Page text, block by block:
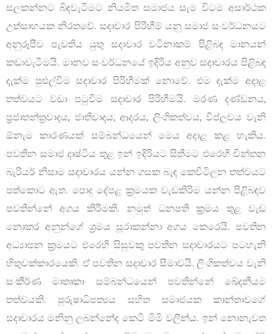
සලකන්නට බිඳවැටීමට නියමිත සමාජය සැම විටම අසාර්ථක
උත්සාහයක නිරතවේ. සදාචාර පිරිහීම් යනු සමාජ සංවර්ධනයට
අනුරූපීව පැවතිය යුතු සදාචාර වටිනාකම් පිළිබඳ මානයන්
කඩාවැටීමයි. මානව සංවර්ධනයේ ඉදිරිය අනුව සදාචාරය පිළිබඳ
දැක්ම පුළුල්වීම සදාචාර පිරිහීමක් නොවේ. එම දැක්ම අදාළ
තත්වයට වඩා පටුවීම සදාචාර පිරිහීමයි. මරණ දණ්ඩනය,
ප්‍රජාතන්ත්‍රවාදය, ජාතිවාදය, ආදරය, ලිංගිකත්වය, විප්ලවය වැනි
ඕනැම කාරණයක් සම්බන්ධයෙන් මෙය අදාළ කළ හැකිය.
පවතින සමාජ දෘෂ්ටිය තුළ ඉන් ඉදිරියට සිතීමට එරෙහි චින්තන
බැරියර් නිසාම සදාචාරය යන්න ගසක බැඳ කෙවිටිලන තත්වයට
පත්කොට ඇත. පොදු දේපළ ක්‍රමයක වැඩකිරිම යන්න පිළිබඳව
පවතින්නේ අගය කිරීමකි. නමුත් ධනපති ක්‍රමය තුළ වැඩ
නොකර අනුන්ගේ ශ්‍රමය සූරාකන්නා අගය කෙරෙයි. පවතින
අධ්‍යාපන ක්‍රමයට එරෙහි සිසුවකු පවතින සදාචාරයට පටහැනි
හිතුවක්කාරයෙකි. ඒ පවතින සදාචාර සීමාවයි. ලිංගිකත්වය වැනි
සංකීර්ණ මාතෘකා සම්බන්ධයෙන් පවතින්නේ ඛේදනීයම
තත්වයකි. පුරුෂාධිපත්‍යය සහිත සමාජයක කාන්තාවගේ
සදාචාරය මනිනු ලබන්නේද කෙටි මිමි වලින්ය. ඉන් නොනැවත